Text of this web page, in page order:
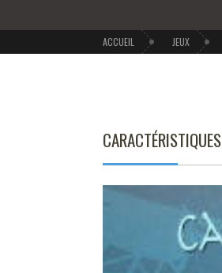
ACCUEIL JEUX
CARACTÉRISTIQUES